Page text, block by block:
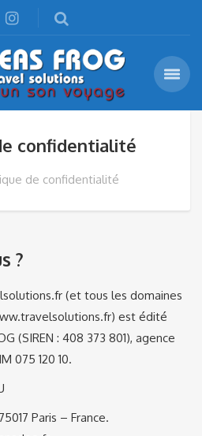
confidentialité
de confidentialité
?
(et tous les domaines
est édité
(SIREN : 408 373 801), agence
075 120 10.
Paris – France.